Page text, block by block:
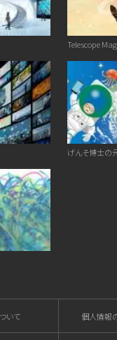
Telescope
げんそ博士の
いて 個人情報